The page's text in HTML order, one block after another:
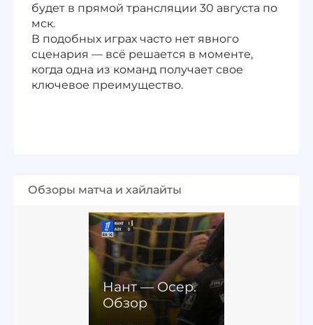
будет в прямой трансляции 30 августа по
мск.
В подобных играх часто нет явного
сценария — всё решается в моменте,
когда одна из команд получает свое
ключевое преимущество.
Обзоры матча и хайлайты
Нант — Осер.
Обзор